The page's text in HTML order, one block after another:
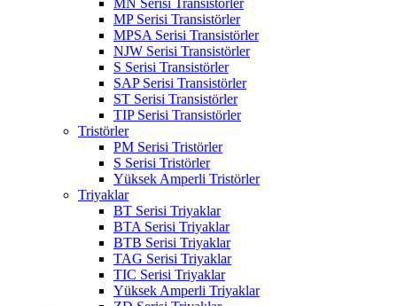
MN Serisi Transistörler
MP Serisi Transistörler
MPSA Serisi Transistörler
NJW Serisi Transistörler
S Serisi Transistörler
SAP Serisi Transistörler
ST Serisi Transistörler
TIP Serisi Transistörler
Tristörler
PM Serisi Tristörler
S Serisi Tristörler
Yüksek Amperli Tristörler
Triyaklar
BT Serisi Triyaklar
BTA Serisi Triyaklar
BTB Serisi Triyaklar
TAG Serisi Triyaklar
TIC Serisi Triyaklar
Yüksek Amperli Triyaklar